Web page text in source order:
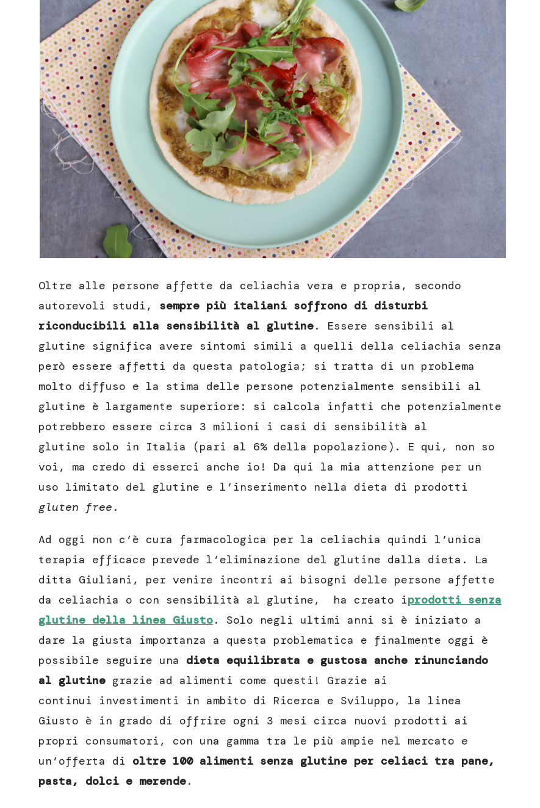
Oltre alle persone affette da celiachia vera e propria, secondo
autorevoli studi, sempre più italiani soffrono di disturbi
riconducibili alla sensibilità al glutine. Essere sensibili al
glutine significa avere sintomi simili a quelli della celiachia senza
però essere affetti da questa patologia; si tratta di un problema
molto diffuso e la stima delle persone potenzialmente sensibili al
glutine è largamente superiore: si calcola infatti che potenzialmente
potrebbero essere circa 3 milioni i casi di sensibilità al
glutine solo in Italia (pari al 6% della popolazione). E qui, non so
voi, ma credo di esserci anche io! Da qui la mia attenzione per un
uso limitato del glutine e l’inserimento nella dieta di prodotti
gluten free .
Ad oggi non c’è cura farmacologica per la celiachia quindi l’unica
terapia efficace prevede l’eliminazione del glutine dalla dieta. La
ditta Giuliani, per venire incontri ai bisogni delle persone affette
da celiachia o con sensibilità al glutine, ha creato iprodotti senza
glutine della linea Giusto. Solo negli ultimi anni si è iniziato a
dare la giusta importanza a questa problematica e finalmente oggi è
possibile seguire una dieta equilibrata e gustosa anche rinunciando
al glutine grazie ad alimenti come questi! Grazie ai
continui investimenti in ambito di Ricerca e Sviluppo, la linea
Giusto è in grado di offrire ogni 3 mesi circa nuovi prodotti ai
propri consumatori, con una gamma tra le più ampie nel mercato e
un’offerta di oltre 100 alimenti senza glutine per celiaci tra pane,
pasta, dolci e merende.